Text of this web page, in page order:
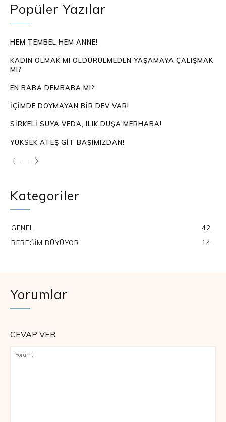
Popüler Yazılar
HEM TEMBEL HEM ANNE!
KADIN OLMAK MI ÖLDÜRÜLMEDEN YAŞAMAYA ÇALIŞMAK
MI?
EN BABA DEMBABA MI?
İÇIMDE DOYMAYAN BIR DEV VAR!
SIRKELI SUYA VEDA; ILIK DUŞA MERHABA!
YÜKSEK ATEŞ GIT BAŞIMIZDAN!
Kategoriler
GENEL
42
BEBEĞIM BÜYÜYOR
14
Yorumlar
CEVAP VER